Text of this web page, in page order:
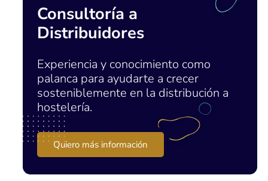
Consultoría a
Distribuidores
Experiencia y conocimiento como
palanca para ayudarte a crecer
sosteniblemente en la distribución a
hostelería.
Quiero más información